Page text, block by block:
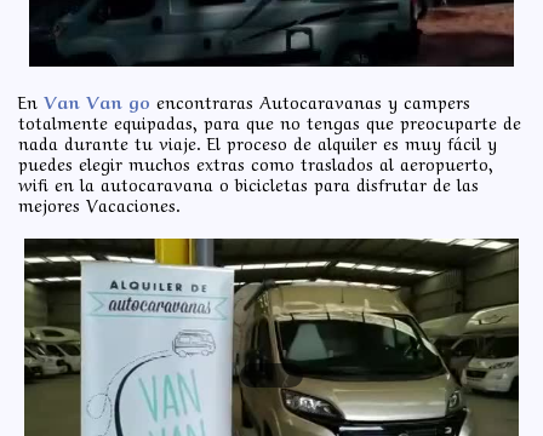
En Van Van go encontraras Autocaravanas y campers
totalmente equipadas, para que no tengas que preocuparte de
nada durante tu viaje. El proceso de alquiler es muy fácil y
puedes elegir muchos extras como traslados al aeropuerto,
wifi en la autocaravana o bicicletas para disfrutar de las
mejores Vacaciones.